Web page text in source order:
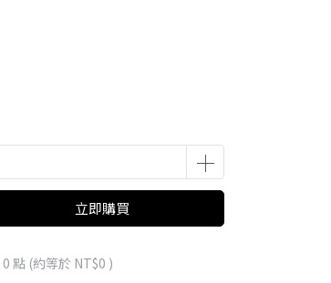
立即購買
0 點 (約等於 NT$0 )